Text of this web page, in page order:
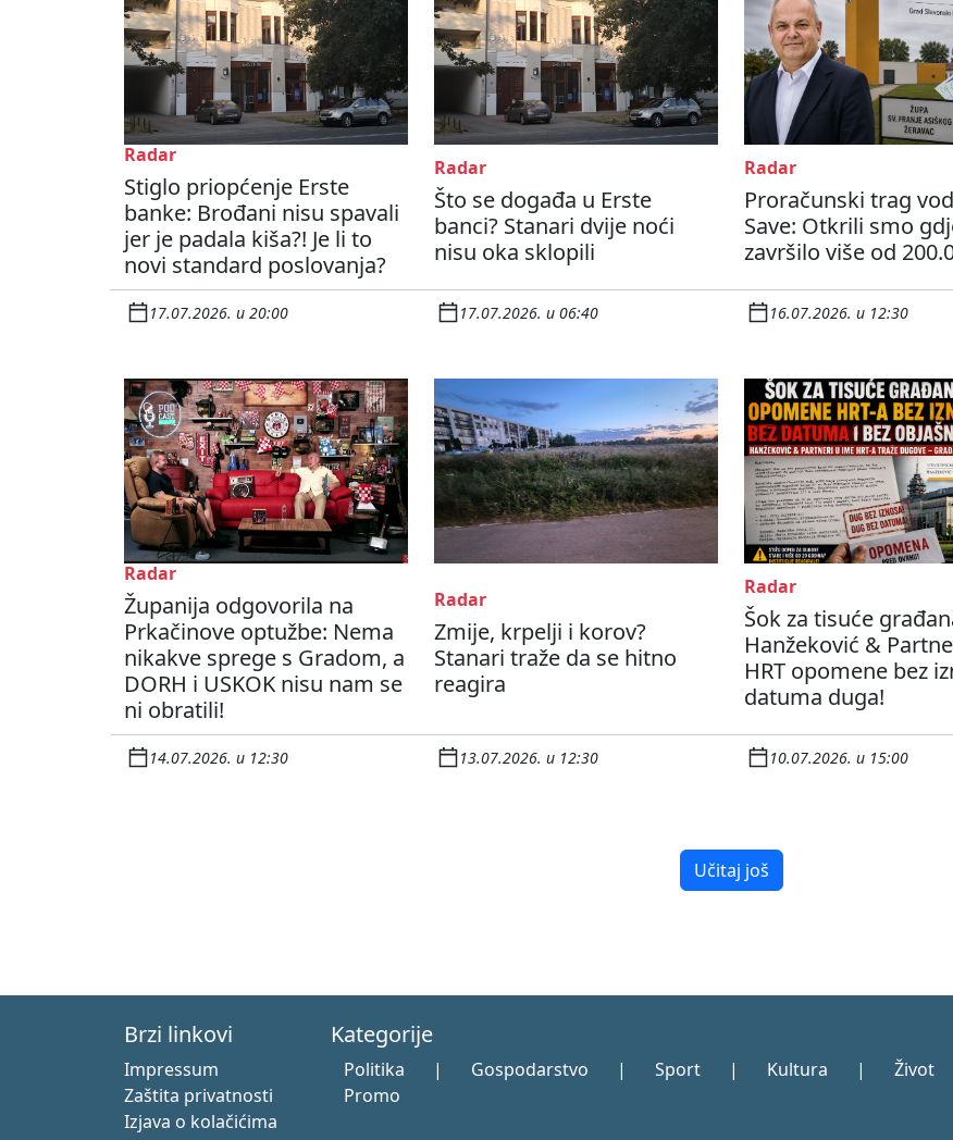
Radar
Stiglo priopćenje Erste
banke: Brođani nisu spavali
jer je padala kiša?! Je li to
novi standard poslovanja?
17.07.2026. u 20:00
Radar
Što se događa u Erste
banci? Stanari dvije noći
nisu oka sklopili
17.07.2026. u 06:40
Radar
Proračunski trag
Save: Otkrili smo
završilo više od
16.07.2026. u 12:30
Radar
Županija odgovorila na
Prkačinove optužbe: Nema
nikakve sprege s Gradom, a
DORH i USKOK nisu nam se
ni obratili!
14.07.2026. u 12:30
Radar
Zmije, krpelji i korov?
Stanari traže da se hitno
reagira
13.07.2026. u 12:30
Radar
Šok za tisuće
Hanžeković &
HRT opomene bez
datuma duga!
10.07.2026. u 15:00
Učitaj još
Brzi linkovi
Impressum
Zaštita privatnosti
Izjava o kolačićima
Kategorije
Politika | Gospodarstvo | Sport | Kultura | Život
Promo